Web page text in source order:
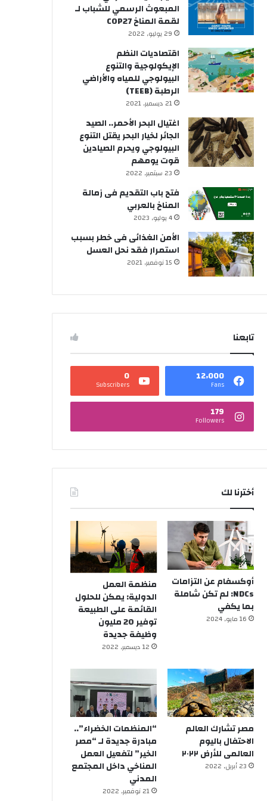
المبعوث الرسمي للشباب لـ
لقمة المناخ COP27
29 يوليو, 2022
اقتصاديات النظم
الإيكولوجية والتنوع
البيولوجي للمياه والأراضي
الرطبة (TEEB)
21 ديسمبر, 2021
اغتيال البحر الأحمر.. الصيد
الجائر لخيار البحر يقتل التنوع
البيولوجي ويحرم الصيادين
قوت يومهم
23 سبتمبر, 2022
فتح باب التقديم فى زمالة
المناخ بالعربي
4 يوليو, 2023
الأمن الغذائى فى خطر بسبب
استمرار فقد نحل العسل
15 نوفمبر, 2021
تابعنا
12٬000
Fans
0
Subscribers
179
Followers
أخترنا لك
أوكسفام عن التزامات
NDCs: لم تكن شاملة
بما يكفي
16 مايو, 2024
منظمة العمل
الدولية: يمكن للحلول
القائمة على الطبيعة
توفير 20 مليون
وظيفة جديدة
12 ديسمبر, 2022
مصر تشارك العالم
الاحتفال باليوم
العالمى للأرض ٢٠٢٢
23 أبريل, 2022
“المنظمات الخضراء”..
مبادرة جديدة لـ “مصر
الخير” لتفعيل العمل
المناخي داخل المجتمع
المدني
21 نوفمبر, 2022